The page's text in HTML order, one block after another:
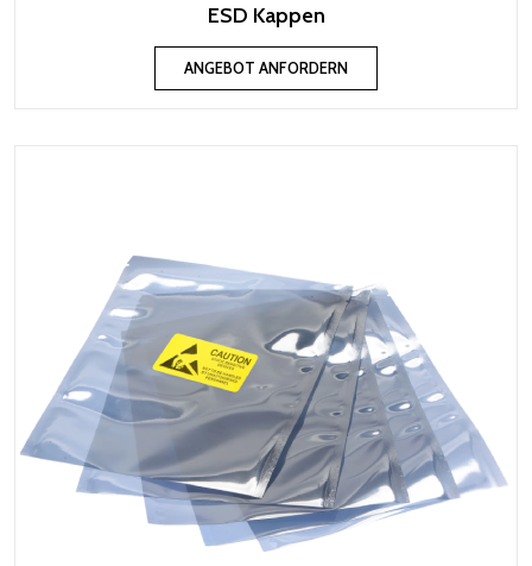
ESD Kappen
ANGEBOT ANFORDERN